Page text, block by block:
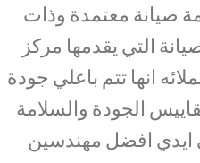
معتمدة وذات
التي يقدمها مركز
انها تتم باعلي جودة
الجودة والسلامة
ايدي افضل مهندسين